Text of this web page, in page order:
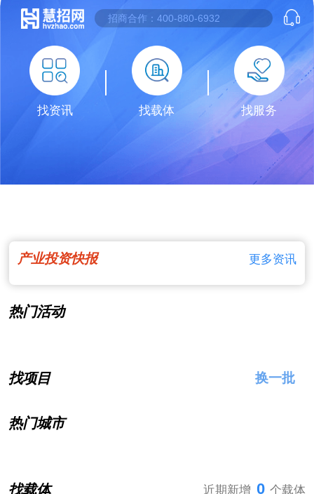
找资讯 找载体 找服务
产业投资快报 更多资讯
热门活动
找项目 换一批
热门城市
找载体 近期新增 0 个载体